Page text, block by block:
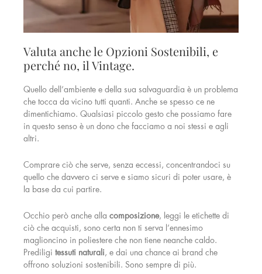
Valuta anche le Opzioni Sostenibili, e
perché no, il Vintage.
Quello dell’ambiente e della sua salvaguardia è un problema
che tocca da vicino tutti quanti. Anche se spesso ce ne
dimentichiamo. Qualsiasi piccolo gesto che possiamo fare
in questo senso è un dono che facciamo a noi stessi e agli
altri.
Comprare ciò che serve, senza eccessi, concentrandoci su
quello che davvero ci serve e siamo sicuri di poter usare, è
la base da cui partire.
Occhio però anche alla composizione, leggi le etichette di
ciò che acquisti, sono certa non ti serva l’ennesimo
maglioncino in poliestere che non tiene neanche caldo.
Prediligi tessuti naturali, e dai una chance ai brand che
offrono soluzioni sostenibili. Sono sempre di più.